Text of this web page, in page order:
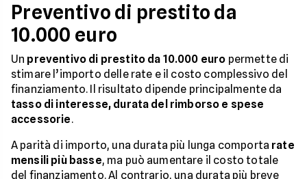
Preventivo di prestito da
10.000 euro
Un preventivo di prestito da 10.000 euro permette di
stimare l’importo delle rate e il costo complessivo del
finanziamento. Il risultato dipende principalmente da
tasso di interesse, durata del rimborso e spese
accessorie.
A parità di importo, una durata più lunga comporta rate
mensili più basse, ma può aumentare il costo totale
del finanziamento. Al contrario, una durata più breve